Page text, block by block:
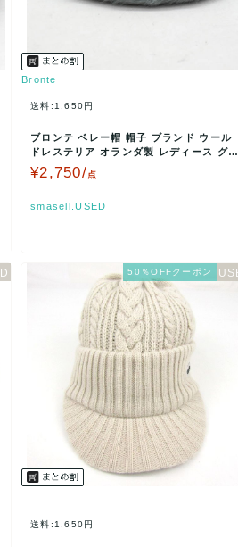
Bronte
送料:1,650円
ブロンテ ベレー帽 帽子 ブランド ウール
ドレステリア オランダ製 レディース グレ
ー Bront…
¥2,750/点
smasell.USED
50％OFFクーポン
送料:1,650円